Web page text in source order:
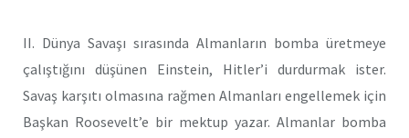
II. Dünya Savaşı sırasında Almanların bomba üretmeye
çalıştığını düşünen Einstein, Hitler’i durdurmak ister.
Savaş karşıtı olmasına rağmen Almanları engellemek için
Başkan Roosevelt’e bir mektup yazar. Almanlar bomba